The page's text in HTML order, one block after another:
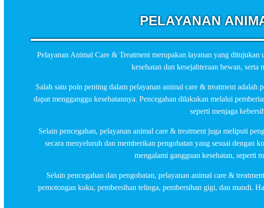
PELAYANAN
Pelayanan Animal Care & Treatment merupakan layanan yang
kesehatan dan kesejahteraan hewan,
Salah satu poin penting dalam pelayanan animal care & treatment
dapat mengganggu kesehatannya. Pencegahan dilakukan melalui
seperti menjaga
Selain pencegahan, pelayanan animal care & treatment juga meliputi
secara menyeluruh dan memberikan pengobatan yang sesuai
mengalami gangguan kesehatan, seperti
Selain pencegahan dan pengobatan, pelayanan animal care &
pemotongan kuku, pembersihan telinga, pembersihan gigi, dan mandi.